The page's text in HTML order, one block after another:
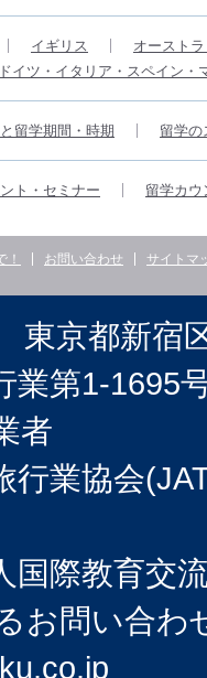
イギリス
オースト
イツ・イタリア・スペイン・
留学期間・時期 留学の
ト・セミナー 留学カウ
！ お問い合わせ
サイトマ
東京都新宿
業第1-
者
行業協会
国際教育交
お問い合